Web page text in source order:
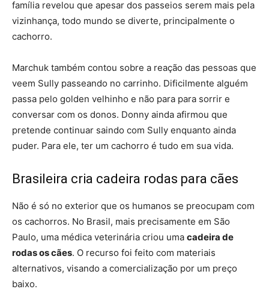
família revelou que apesar dos passeios serem mais pela
vizinhança, todo mundo se diverte, principalmente o
cachorro.
Marchuk também contou sobre a reação das pessoas que
veem Sully passeando no carrinho. Dificilmente alguém
passa pelo golden velhinho e não para para sorrir e
conversar com os donos. Donny ainda afirmou que
pretende continuar saindo com Sully enquanto ainda
puder. Para ele, ter um cachorro é tudo em sua vida.
Brasileira cria cadeira rodas para cães
Não é só no exterior que os humanos se preocupam com
os cachorros. No Brasil, mais precisamente em São
Paulo, uma médica veterinária criou uma cadeira de
rodas os cães. O recurso foi feito com materiais
alternativos, visando a comercialização por um preço
baixo.